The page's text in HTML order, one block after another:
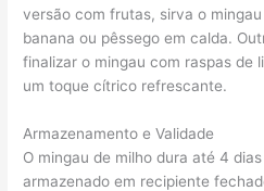
versão com frutas, sirva o
banana ou pêssego em calda.
finalizar o mingau com raspas de
um toque cítrico refrescante.
Armazenamento e Validade
O mingau de milho dura até 4
armazenado em recipiente